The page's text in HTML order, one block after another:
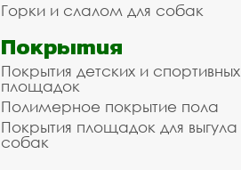
Горки и слалом для собак
Покрытия
Покрытия детских и спортивных
площадок
Полимерное покрытие пола
Покрытия площадок для выгула
собак